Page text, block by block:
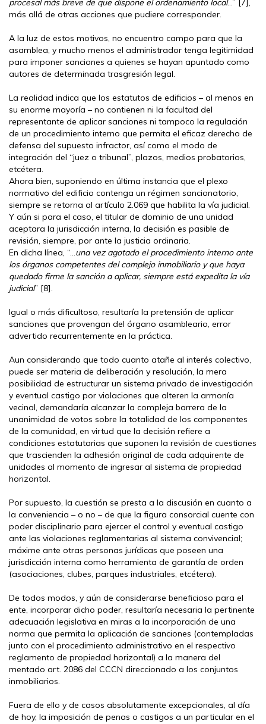
procesal más breve de que dispone el ordenamiento local…” [7],
más allá de otras acciones que pudiere corresponder.
A la luz de estos motivos, no encuentro campo para que la
asamblea, y mucho menos el administrador tenga legitimidad
para imponer sanciones a quienes se hayan apuntado como
autores de determinada trasgresión legal.
La realidad indica que los estatutos de edificios – al menos en
su enorme mayoría – no contienen ni la facultad del
representante de aplicar sanciones ni tampoco la regulación
de un procedimiento interno que permita el eficaz derecho de
defensa del supuesto infractor, así como el modo de
integración del “juez o tribunal”, plazos, medios probatorios,
etcétera.
Ahora bien, suponiendo en última instancia que el plexo
normativo del edificio contenga un régimen sancionatorio,
siempre se retorna al artículo 2.069 que habilita la vía judicial.
Y aún si para el caso, el titular de dominio de una unidad
aceptara la jurisdicción interna, la decisión es pasible de
revisión, siempre, por ante la justicia ordinaria.
En dicha línea, “…una vez agotado el procedimiento interno ante
los órganos competentes del complejo inmobiliario y que haya
quedado firme la sanción a aplicar, siempre está expedita la vía
judicial” [8].
Igual o más dificultoso, resultaría la pretensión de aplicar
sanciones que provengan del órgano asambleario, error
advertido recurrentemente en la práctica.
Aun considerando que todo cuanto atañe al interés colectivo,
puede ser materia de deliberación y resolución, la mera
posibilidad de estructurar un sistema privado de investigación
y eventual castigo por violaciones que alteren la armonía
vecinal, demandaría alcanzar la compleja barrera de la
unanimidad de votos sobre la totalidad de los componentes
de la comunidad, en virtud que la decisión refiere a
condiciones estatutarias que suponen la revisión de cuestiones
que trascienden la adhesión original de cada adquirente de
unidades al momento de ingresar al sistema de propiedad
horizontal.
Por supuesto, la cuestión se presta a la discusión en cuanto a
la conveniencia – o no – de que la figura consorcial cuente con
poder disciplinario para ejercer el control y eventual castigo
ante las violaciones reglamentarias al sistema convivencial;
máxime ante otras personas jurídicas que poseen una
jurisdicción interna como herramienta de garantía de orden
(asociaciones, clubes, parques industriales, etcétera).
De todos modos, y aún de considerarse beneficioso para el
ente, incorporar dicho poder, resultaría necesaria la pertinente
adecuación legislativa en miras a la incorporación de una
norma que permita la aplicación de sanciones (contempladas
junto con el procedimiento administrativo en el respectivo
reglamento de propiedad horizontal) a la manera del
mentado art. 2086 del CCCN direccionado a los conjuntos
inmobiliarios.
Fuera de ello y de casos absolutamente excepcionales, al día
de hoy, la imposición de penas o castigos a un particular en el